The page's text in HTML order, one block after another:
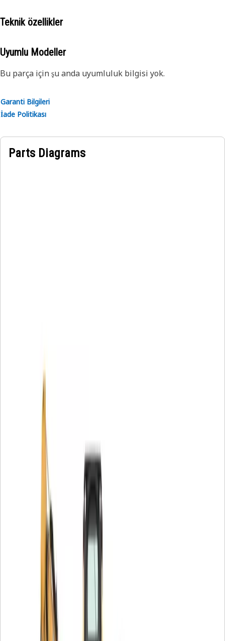
Teknik özellikler
Uyumlu Modeller
Bu parça için şu anda uyumluluk bilgisi yok.
Garanti Bilgileri
İade Politikası
Parts Diagrams